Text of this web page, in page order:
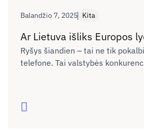
Balandžio 7, 2025 Kita
Ar Lietuva išliks Europos
Ryšys šiandien – tai ne tik
telefone. Tai valstybės
pakeisti?
Skaityti